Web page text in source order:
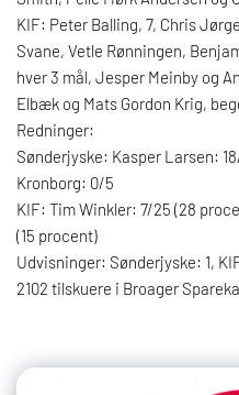
KIF: Peter Balling, 7, Chris
Svane, Vetle Rønningen,
hver 3 mål, Jesper Meinby og
Elbæk og Mats Gordon Krig,
Redninger:
Sønderjyske: Kasper Larsen:
Kronborg: 0/5
KIF: Tim Winkler: 7/25 (28
(15 procent)
Udvisninger: Sønderjyske: 1,
2102 tilskuere i Broager